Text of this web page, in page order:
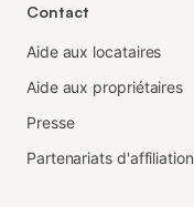
Contact
Aide aux locataires
Aide aux propriétaires
Presse
Partenariats d'affiliation